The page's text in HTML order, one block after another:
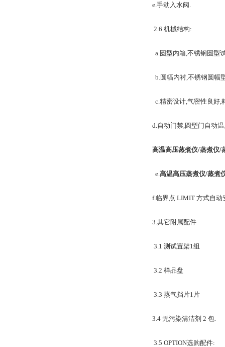
e.手动入水阀.
2.6 机械结构:
a.圆型内箱,不锈钢圆型
b.圆幅内衬,不锈钢圆幅
c.精密设计,气密性良好,
d.自动门禁,圆型门自动
高温高压蒸煮仪/蒸煮仪/
e. 高温高压蒸煮仪/蒸煮
f.临界点 LIMIT 方式自动
3.其它附属配件
3.1 测试置架1组
3.2 样品盘
3.3 蒸气挡片1片
3.4 无污染清洁剂 2 包.
3.5 OPTION选购配件: